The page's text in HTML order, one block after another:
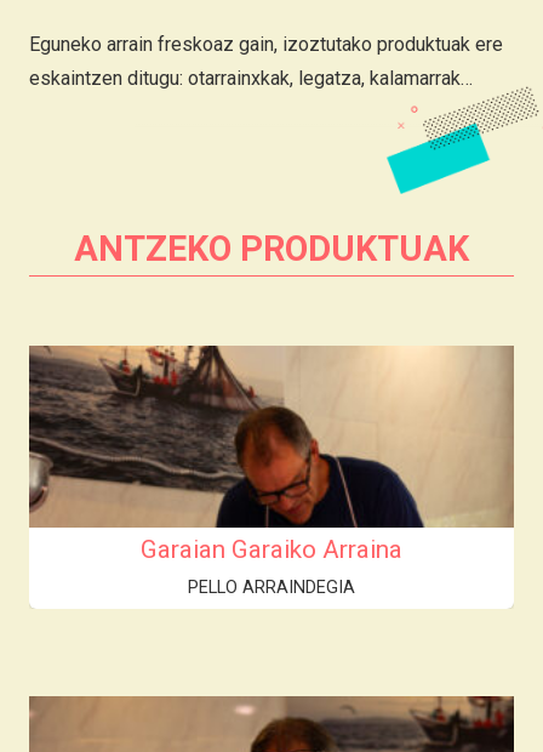
Eguneko arrain freskoaz gain, izoztutako produktuak ere
eskaintzen ditugu: otarrainxkak, legatza, kalamarrak…
ANTZEKO PRODUKTUAK
Garaian Garaiko Arraina
PELLO ARRAINDEGIA